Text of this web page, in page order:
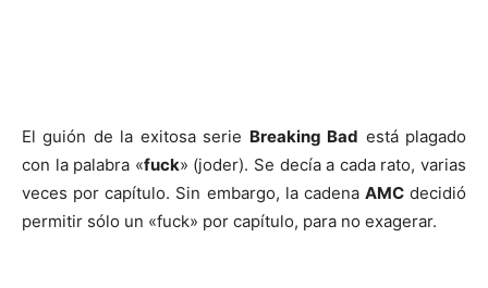
El guión de la exitosa serie Breaking Bad está plagado
con la palabra «fuck» (joder). Se decía a cada rato, varias
veces por capítulo. Sin embargo, la cadena AMCdecidió
permitir sólo un «fuck» por capítulo, para no exagerar.